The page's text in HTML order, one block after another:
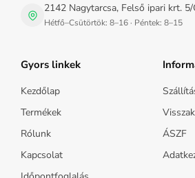
2142 Nagytarcsa, Felső ipari krt. 5/
Hétfő–Csütörtök: 8–16 · Péntek: 8–15
Gyors linkek
Kezdőlap
Termékek
Rólunk
Kapcsolat
ÁSZF